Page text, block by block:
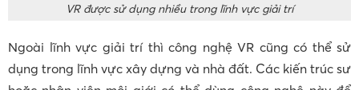
VR được sử dụng nhiều trong lĩnh vực giải trí
Ngoài lĩnh vực giải trí thì công nghệ VR cũng có thể sử
dụng trong lĩnh vực xây dựng và nhà đất. Các kiến trúc sư